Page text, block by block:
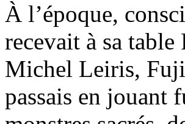
À l’époque,
recevait à sa
Michel Leiris,
passais en jouant